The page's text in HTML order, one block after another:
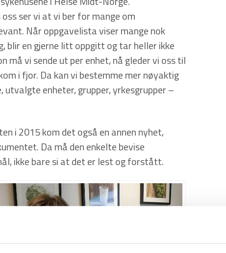
ser vi at vi ber for mange om
Når oppgavelista viser mange nok
blir en gjerne litt oppgitt og tar heller ikke
vi sende ut per enhet, nå gleder vi oss til
i fjor. Da kan vi bestemme mer nøyaktig
enheter, grupper, yrkesgrupper –
i 2015 kom det også en annen nyhet,
Da må den enkelte bevise
ikke bare si at det er lest og forstått.